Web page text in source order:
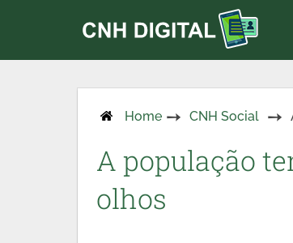
Home CNH Social
A população
olhos